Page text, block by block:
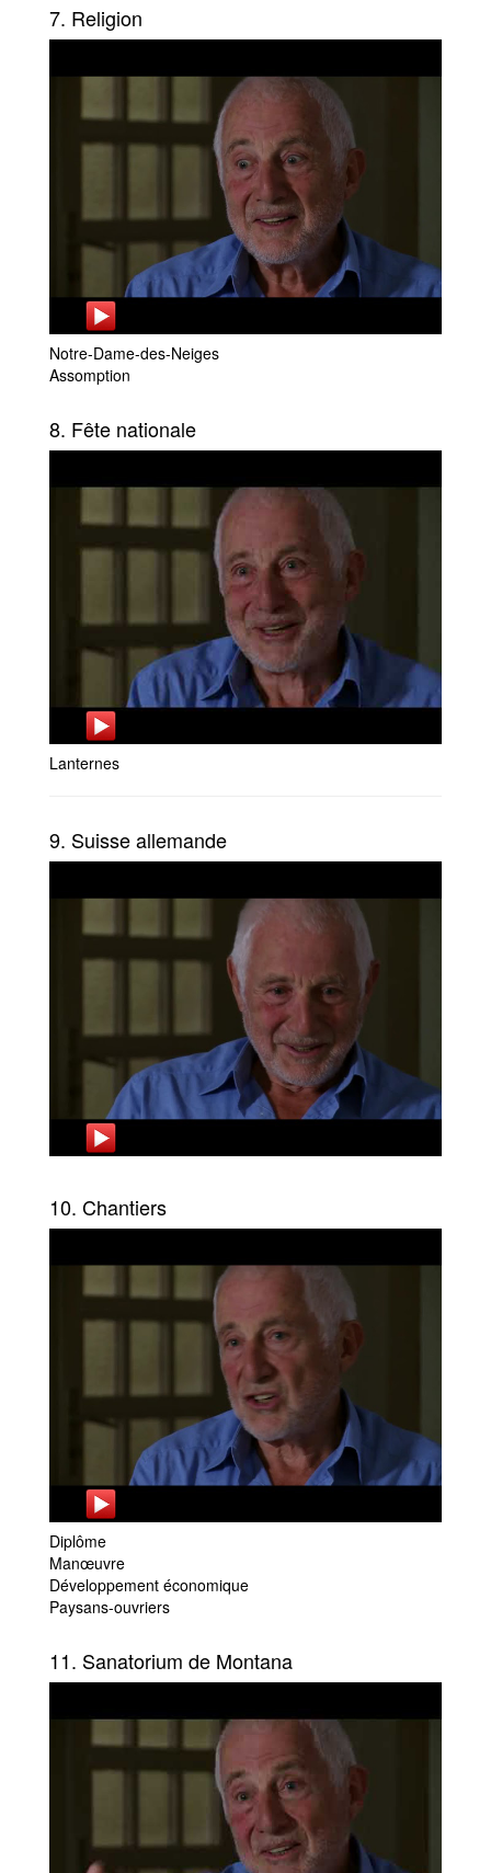
7. Religion
Notre-Dame-des-Neiges
Assomption
8. Fête nationale
Lanternes
9. Suisse allemande
10. Chantiers
Diplôme
Manœuvre
Développement économique
Paysans-ouvriers
11. Sanatorium de Montana